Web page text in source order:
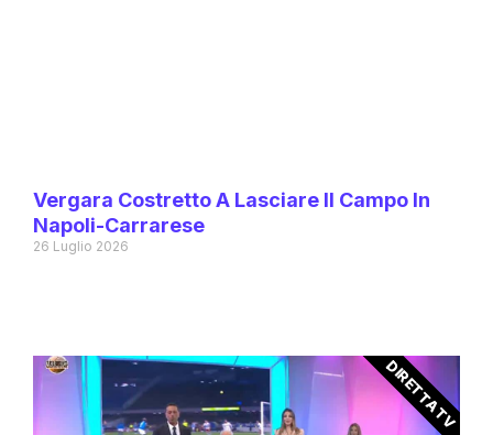
Vergara Costretto A Lasciare Il Campo In
Napoli-Carrarese
26 Luglio 2026
DIRETTA TV